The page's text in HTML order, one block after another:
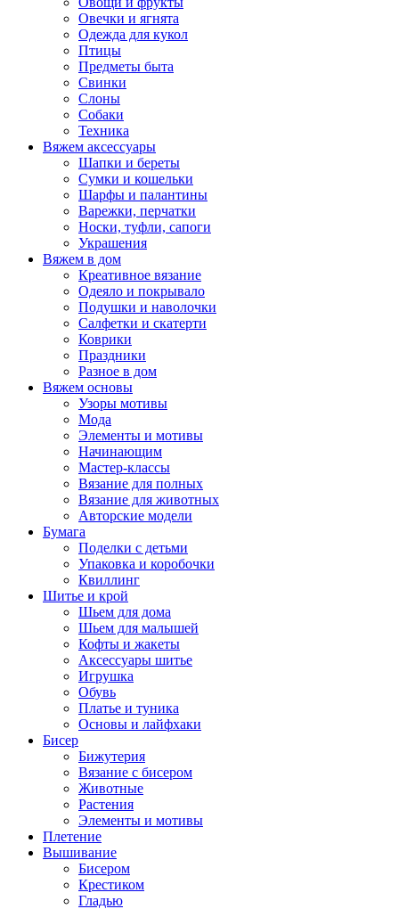
Овечки и ягнята
Одежда для кукол
Птицы
Предметы быта
Свинки
Слоны
Собаки
Техника
Вяжем аксессуары
Шапки и береты
Сумки и кошельки
Шарфы и палантины
Варежки, перчатки
Носки, туфли, сапоги
Украшения
Вяжем в дом
Креативное вязание
Одеяло и покрывало
Подушки и наволочки
Салфетки и скатерти
Коврики
Праздники
Разное в дом
Вяжем основы
Узоры мотивы
Мода
Элементы и мотивы
Начинающим
Мастер-классы
Вязание для полных
Вязание для животных
Авторские модели
Бумага
Поделки с детьми
Упаковка и коробочки
Квиллинг
Шитье и крой
Шьем для дома
Шьем для малышей
Кофты и жакеты
Аксессуары шитье
Игрушка
Обувь
Платье и туника
Основы и лайфхаки
Бисер
Бижутерия
Вязание с бисером
Животные
Растения
Элементы и мотивы
Плетение
Вышивание
Бисером
Крестиком
Гладью